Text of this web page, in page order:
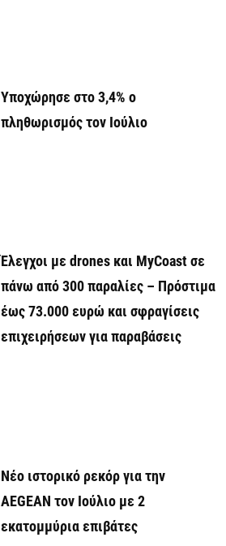
Υποχώρησε στο 3,4% ο
πληθωρισμός τον Ιούλιο
Έλεγχοι με drones και MyCoast σε
πάνω από 300 παραλίες – Πρόστιμα
έως 73.000 ευρώ και σφραγίσεις
επιχειρήσεων για παραβάσεις
Νέο ιστορικό ρεκόρ για την
AEGEAN τον Ιούλιο με 2
εκατομμύρια επιβάτες